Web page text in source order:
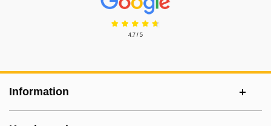
4.7 / 5
Information